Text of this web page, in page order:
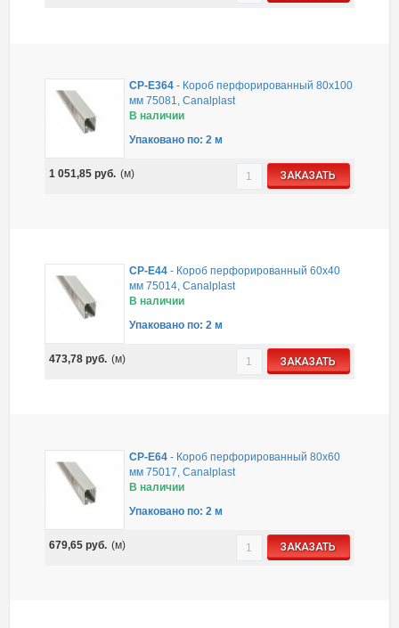
CP-E364 - Короб перфорированный 80х100
мм 75081, Canalplast
В наличии
Упаковано по: 2 м
1 051,85руб. (м) ЗАКАЗАТЬ
CP-E44 - Короб перфорированный 60х40
мм 75014, Canalplast
В наличии
Упаковано по: 2 м
473,78руб. (м) ЗАКАЗАТЬ
CP-E64 - Короб перфорированный 80х60
мм 75017, Canalplast
В наличии
Упаковано по: 2 м
679,65руб. (м) ЗАКАЗАТЬ